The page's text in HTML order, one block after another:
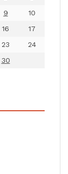
9
10
16
17
23
24
30